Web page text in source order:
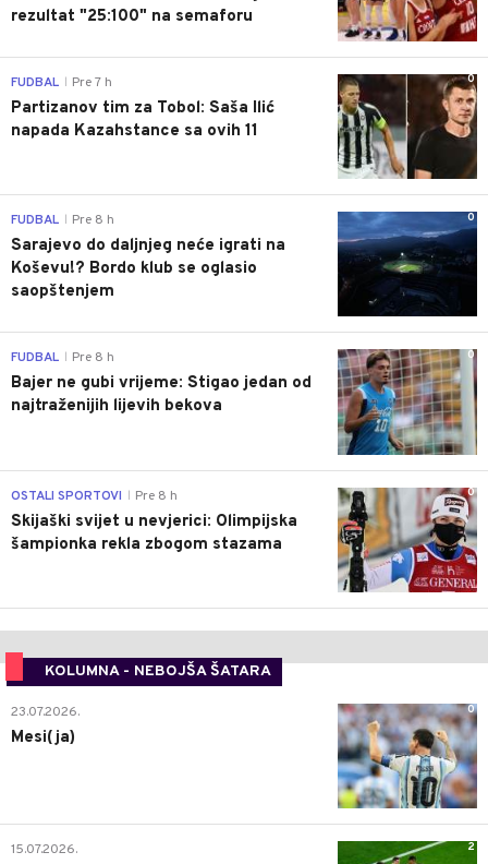
rezultat "25:100" na semaforu
0
FUDBAL Pre 7 h
Partizanov tim za Tobol: Saša Ilić
napada Kazahstance sa ovih 11
0
FUDBAL Pre 8 h
Sarajevo do daljnjeg neće igrati na
Koševu!? Bordo klub se oglasio
saopštenjem
0
FUDBAL Pre 8 h
Bajer ne gubi vrijeme: Stigao jedan od
najtraženijih lijevih bekova
0
OSTALI SPORTOVI Pre 8 h
Skijaški svijet u nevjerici: Olimpijska
šampionka rekla zbogom stazama
KOLUMNA - NEBOJŠA ŠATARA
0
23.07.2026.
Mesi(ja)
2
15.07.2026.